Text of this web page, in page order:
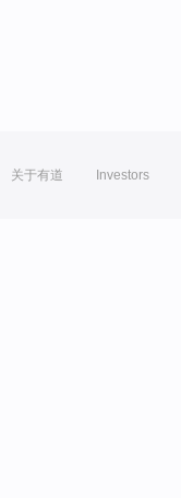
关于有道 Investors